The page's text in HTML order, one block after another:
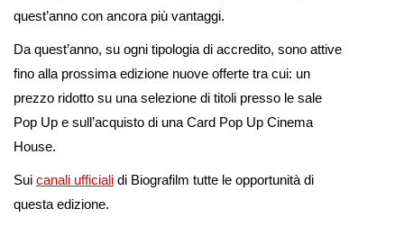
quest’anno con ancora più vantaggi.
Da quest’anno, su ogni tipologia di accredito, sono attive
fino alla prossima edizione nuove offerte tra cui: un
prezzo ridotto su una selezione di titoli presso le sale
Pop Up e sull’acquisto di una Card Pop Up Cinema
House.
Sui canali ufficiali di Biografilm tutte le opportunità di
questa edizione.